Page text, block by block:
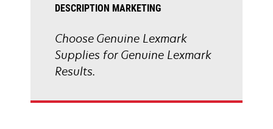
DESCRIPTION MARKETING
Choose Genuine Lexmark
Supplies for Genuine Lexmark
Results.